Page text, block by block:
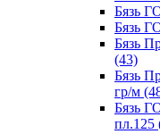
Бязь
Бязь
Бязь
(43)
Бязь
гр/м
Бязь
пл.125